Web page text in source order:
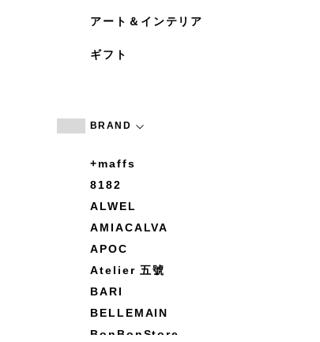
アート＆インテリア
ギフト
BRAND
+maffs
8182
ALWEL
AMIACALVA
APOC
Atelier 五號
BARI
BELLEMAIN
BonBonStore